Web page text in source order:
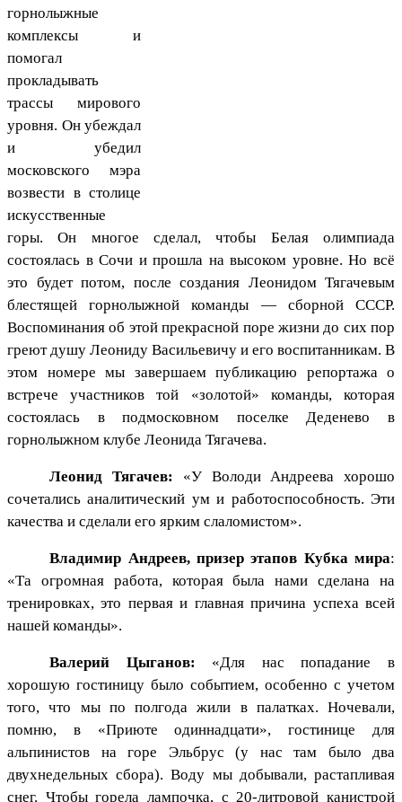
горнолыжные
комплексы и
помогал
прокладывать
трассы мирового
уровня. Он убеждал
и убедил
московского мэра
возвести в столице
искусственные
горы. Он многое сделал, чтобы Белая олимпиада
состоялась в Сочи и прошла на высоком уровне. Но всё
это будет потом, после создания Леонидом Тягачевым
блестящей горнолыжной команды — сборной СССР.
Воспоминания об этой прекрасной поре жизни до сих пор
греют душу Леониду Васильевичу и его воспитанникам. В
этом номере мы завершаем публикацию репортажа о
встрече участников той «золотой» команды, которая
состоялась в подмосковном поселке Деденево в
горнолыжном клубе Леонида Тягачева.
Леонид Тягачев: «У Володи Андреева хорошо
сочетались аналитический ум и работоспособность. Эти
качества и сделали его ярким слаломистом».
Владимир Андреев, призер этапов Кубка мира:
«Та огромная работа, которая была нами сделана на
тренировках, это первая и главная причина успеха всей
нашей команды».
Валерий Цыганов: «Для нас попадание в
хорошую гостиницу было событием, особенно с учетом
того, что мы по полгода жили в палатках. Ночевали,
помню, в «Приюте одиннадцати», гостинице для
альпинистов на горе Эльбрус (у нас там было два
двухнедельных сбора). Воду мы добывали, растапливая
снег. Чтобы горела лампочка, с 20-литровой канистрой